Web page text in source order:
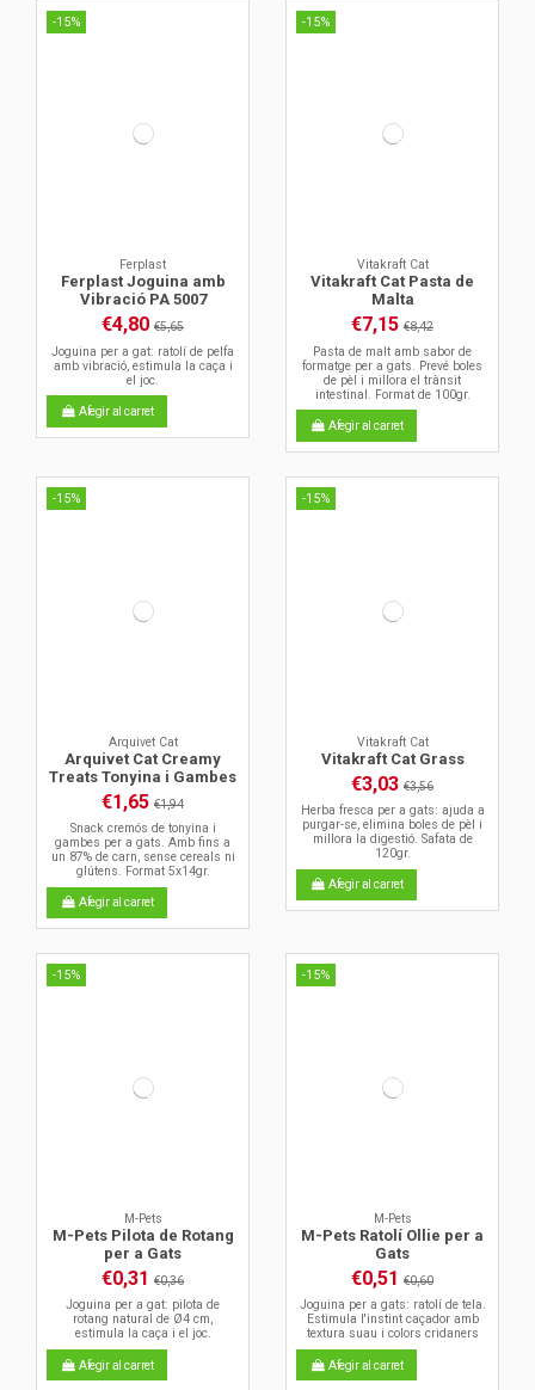
-15%
Ferplast
Ferplast Joguina amb
Vibració PA 5007
€4,80 €5,65
Joguina per a gat: ratolí de pelfa
amb vibració, estimula la caça i
el joc.
Afegir al carret
-15%
Vitakraft Cat
Vitakraft Cat Pasta de
Malta
€7,15 €8,42
Pasta de malt amb sabor de
formatge per a gats. Prevé boles
de pèl i millora el trànsit
intestinal. Format de 100gr.
Afegir al carret
-15%
Arquivet Cat
Arquivet Cat Creamy
Treats Tonyina i Gambes
€1,65 €1,94
Snack cremós de tonyina i
gambes per a gats. Amb fins a
un 87% de carn, sense cereals ni
glútens. Format 5x14gr.
Afegir al carret
-15%
Vitakraft Cat
Vitakraft Cat Grass
€3,03 €3,56
Herba fresca per a gats: ajuda a
purgar-se, elimina boles de pèl i
millora la digestió. Safata de
120gr.
Afegir al carret
-15%
M-Pets
M-Pets Pilota de Rotang
per a Gats
€0,31 €0,36
Joguina per a gat: pilota de
rotang natural de Ø4 cm,
estimula la caça i el joc.
Afegir al carret
-15%
M-Pets
M-Pets Ratolí Ollie per a
Gats
€0,51 €0,60
Joguina per a gats: ratolí de tela.
Estimula l'instint caçador amb
textura suau i colors cridaners
Afegir al carret